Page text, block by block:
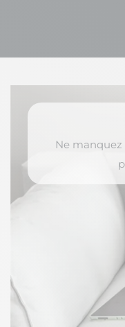
Ne manquez